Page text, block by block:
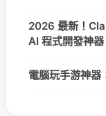
2026 最新！
AI 程式開發神器
電腦玩手游神